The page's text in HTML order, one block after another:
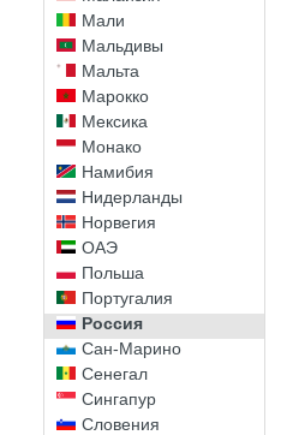
Мали
Мальдивы
Мальта
Марокко
Мексика
Монако
Намибия
Нидерланды
Норвегия
ОАЭ
Польша
Португалия
Россия
Сан-Марино
Сенегал
Сингапур
Словения